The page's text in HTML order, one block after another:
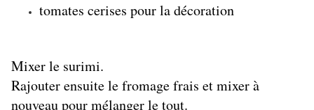
tomates cerises pour la décoration
Mixer le surimi.
Rajouter ensuite le fromage frais et mixer à
nouveau pour mélanger le tout.